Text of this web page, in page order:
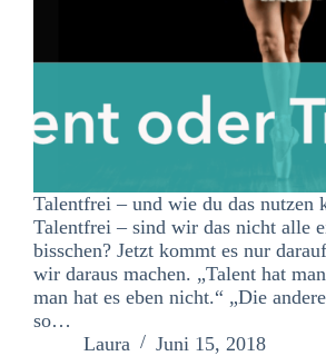
Talentfrei – und wie du das nutzen
Talentfrei – sind wir das nicht alle
bisschen? Jetzt kommt es nur
wir daraus machen. „Talent hat
man hat es eben nicht.“ „Die
so…
Laura
Juni 15, 2018